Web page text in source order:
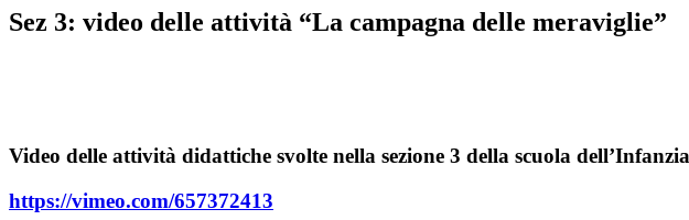
Sez 3: video delle attività “La campagna delle meraviglie”
Video delle attività didattiche svolte nella sezione 3 della scuola
https://vimeo.com/657372413